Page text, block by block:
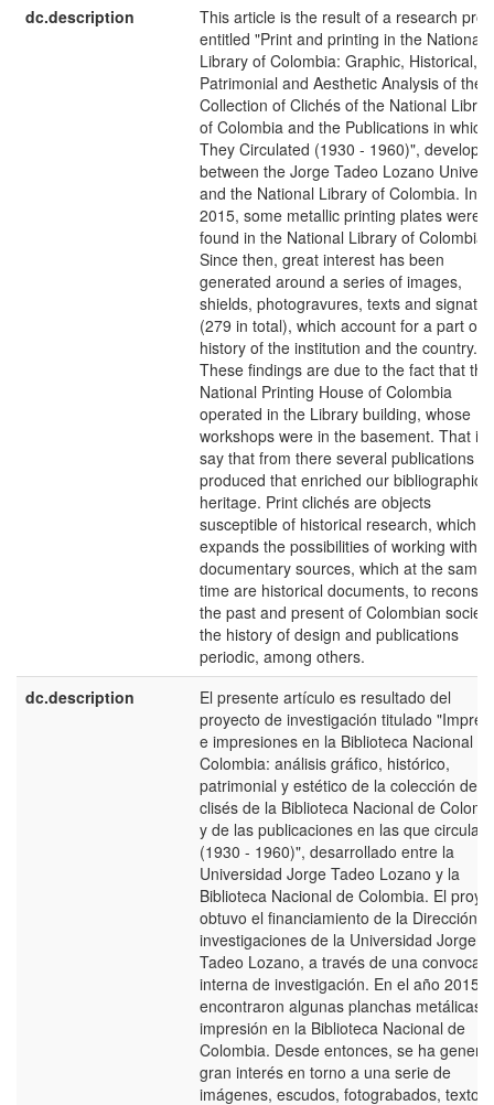
dc.description
This article is the result of a research
entitled "Print and printing in the National
Library of Colombia: Graphic, Historical,
Patrimonial and Aesthetic Analysis of the
Collection of Clichés of the National
of Colombia and the Publications in which
They Circulated (1930 - 1960)",
between the Jorge Tadeo Lozano
and the National Library of Colombia. In
2015, some metallic printing plates were
found in the National Library of Colombia.
Since then, great interest has been
generated around a series of images,
shields, photogravures, texts and
(279 in total), which account for a part of
history of the institution and the country.
These findings are due to the fact that the
National Printing House of Colombia
operated in the Library building, whose
workshops were in the basement. That is
say that from there several publications
produced that enriched our bibliographic
heritage. Print clichés are objects
susceptible of historical research, which
expands the possibilities of working with
documentary sources, which at the same
time are historical documents, to
the past and present of Colombian
the history of design and publications
periodic, among others.
dc.description
El presente artículo es resultado del
proyecto de investigación titulado
e impresiones en la Biblioteca Nacional de
Colombia: análisis gráfico, histórico,
patrimonial y estético de la colección de
clisés de la Biblioteca Nacional de
y de las publicaciones en las que
(1930 - 1960)", desarrollado entre la
Universidad Jorge Tadeo Lozano y la
Biblioteca Nacional de Colombia. El
obtuvo el financiamiento de la Dirección
investigaciones de la Universidad Jorge
Tadeo Lozano, a través de una
interna de investigación. En el año 2015
encontraron algunas planchas metálicas
impresión en la Biblioteca Nacional de
Colombia. Desde entonces, se ha
gran interés en torno a una serie de
imágenes, escudos, fotograbados, textos